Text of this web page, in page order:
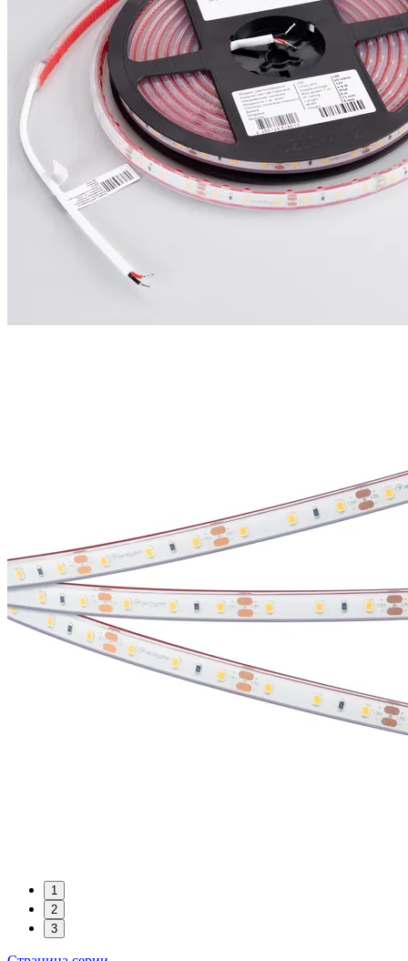
1
2
3